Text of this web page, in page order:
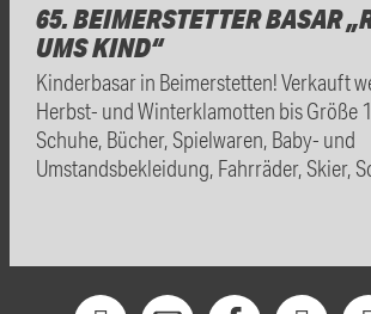
65. BEIMERSTETTER BASAR
UMS KIND“
Kinderbasar in Beimerstetten! Verkauft
Herbst- und Winterklamotten bis Größe
Schuhe, Bücher, Spielwaren, Baby- und
Umstandsbekleidung, Fahrräder, Skier,